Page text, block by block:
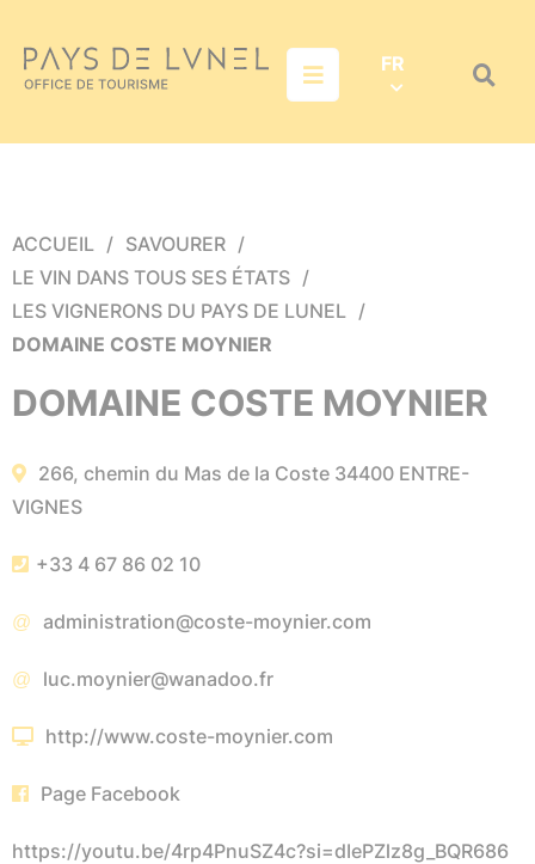
Aller à la recherche
Menu FR
ACCUEIL
SAVOURER
LE VIN DANS TOUS SES ÉTATS
LES VIGNERONS DU PAYS DE LUNEL
DOMAINE COSTE MOYNIER
DOMAINE COSTE MOYNIER
266, chemin du Mas de la Coste 34400 ENTRE-
VIGNES
+33 4 67 86 02 10
administration@coste-moynier.com
luc.moynier@wanadoo.fr
http://www.coste-moynier.com
Page Facebook
https://youtu.be/4rp4PnuSZ4c?si=dIePZlz8g_BQR686